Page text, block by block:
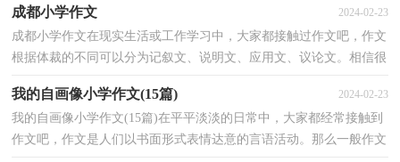
成都小学作文 2024-02-23
成都小学作文在现实生活或工作学习中，大家都接触过作文吧，作文
根据体裁的不同可以分为记叙文、说明文、应用文、议论文。相信很
我的自画像小学作文(15篇) 2024-02-23
我的自画像小学作文(15篇)在平平淡淡的日常中，大家都经常接触到
作文吧，作文是人们以书面形式表情达意的言语活动。那么一般作文